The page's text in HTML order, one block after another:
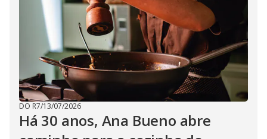
DO R7/13/07/2026
Há 30 anos, Ana Bueno abre